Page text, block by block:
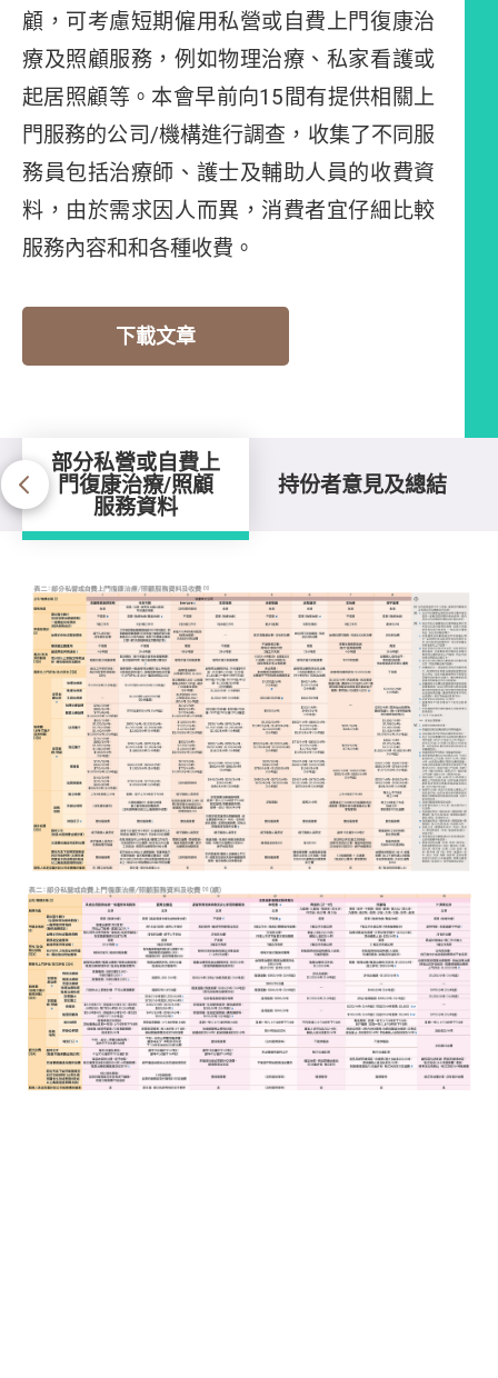
顧，可考慮短期僱用私營或自費上門復康治
療及照顧服務，例如物理治療、私家看護或
起居照顧等。本會早前向15間有提供相關上
門服務的公司/機構進行調查，收集了不同服
務員包括治療師、護士及輔助人員的收費資
料，由於需求因人而異，消費者宜仔細比較
服務內容和和各種收費。
下載文章
部分私營或自費上
門復康治療/照顧
服務資料
持份者意見及總結
部分私營或自費上門復康治療/照